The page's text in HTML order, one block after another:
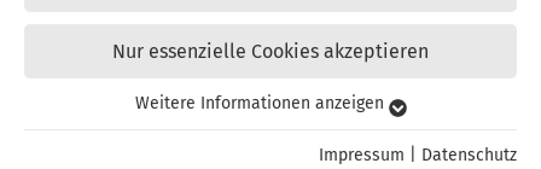
Überblick zu aktuellen Fördermöglichkeiten aus dem
Bereich der Energie- und Ressourceneffizienz
Nur essenzielle Cookies akzeptieren
Essenzielle Cookies werden für grundlegende Funktionen der
Weitere Informationen anzeigen
Impressum Datenschutz